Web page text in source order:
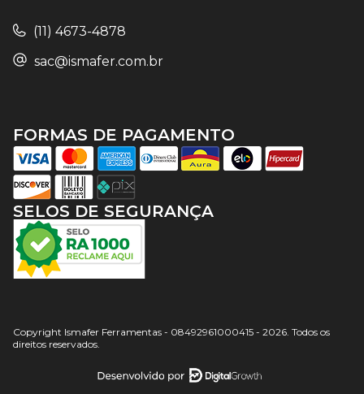
(11) 4673-4878
sac@ismafer.com.br
SELOS DE SEGURANÇA
FORMAS DE PAGAMENTO
Copyright Ismafer Ferramentas - 08492961000415 - 2026. Todos os
direitos reservados.